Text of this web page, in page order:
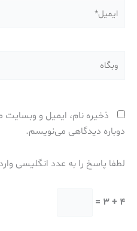
وبگاه
ذخیره نام، ایمیل و وبسایت
دوباره دیدگاهی می‌نویسم.
لطفا پاسخ را به عدد انگلیسی
4 + 3 =